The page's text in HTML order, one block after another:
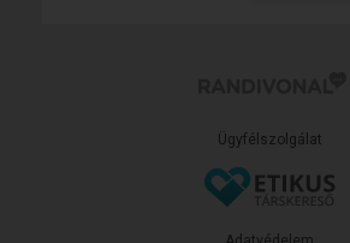
Ügyfélszolgálat